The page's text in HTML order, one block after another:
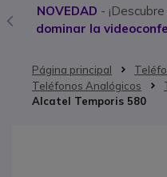
nuestraguía prácticapara
como un profesional!
Página principal
Teléfonos Analógicos
Alcatel Temporis 580